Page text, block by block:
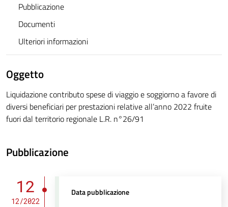
Pubblicazione
Documenti
Ulteriori informazioni
Oggetto
Liquidazione contributo spese di viaggio e soggiorno a favore di
diversi beneficiari per prestazioni relative all’anno 2022 fruite
fuori dal territorio regionale L.R. n°26/91
Pubblicazione
12
12/2022
Data pubblicazione